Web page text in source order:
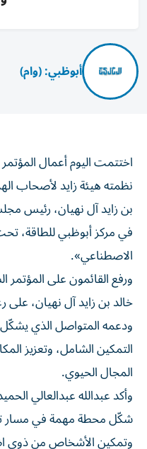
أبوظبي: (وام)
نظمته هيئة زايد لأصحاب
بن زايد آل نهيان، رئيس
في مركز أبوظبي للطاقة،
الاصطناعي».
ورفع القائمون على
خالد بن زايد آل نهيان، على
ودعمه المتواصل الذي
التمكين الشامل، وتعزيز
المجال الحيوي.
وأكد عبدالله عبدالعالي
شكّل محطة مهمة في مسار
وتمكين الأشخاص من ذوي